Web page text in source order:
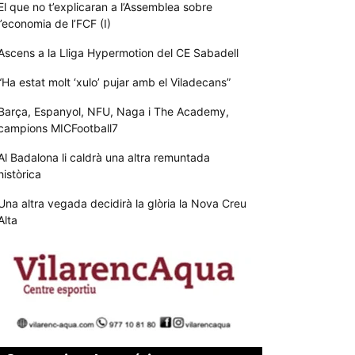
que no t’explicaran a l’Assemblea sobre
de l’FCF (I)
a la Lliga Hypermotion del CE Sabadell
estat molt ‘xulo’ pujar amb el Viladecans”
Espanyol, NFU, Naga i The Academy,
MICFootball7
Badalona li caldrà una altra remuntada
altra vegada decidirà la glòria la Nova Creu